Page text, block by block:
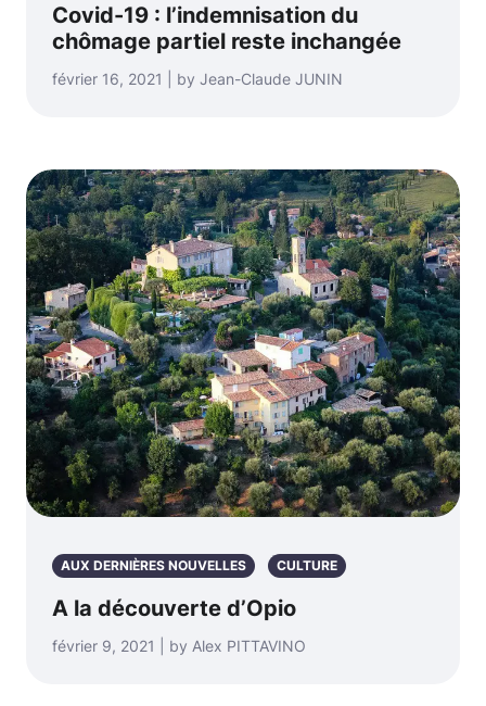
Covid-19 : l’indemnisation du
chômage partiel reste inchangée
février 16, 2021 | by Jean-Claude JUNIN
AUX DERNIÈRES NOUVELLES CULTURE
A la découverte d’Opio
février 9, 2021 | by Alex PITTAVINO